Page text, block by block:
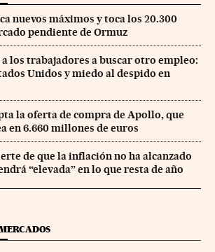
nuevos máximos y toca los 20.300
pendiente de Ormuz
a los trabajadores a buscar otro empleo:
Unidos y miedo al despido en
la oferta de compra de Apollo, que
en 6.660 millones de euros
de que la inflación no ha alcanzado
“elevada” en lo que resta de año